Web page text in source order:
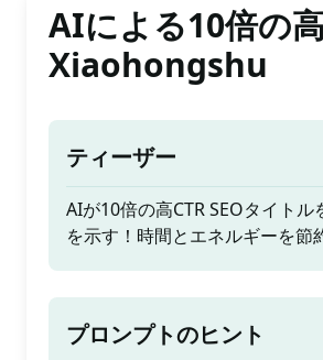
AIによる10倍の
Xiaohongshu
ティーザー
AIが10倍の高CTR SEOタイト
を示す！時間とエネルギーを節
プロンプトのヒント